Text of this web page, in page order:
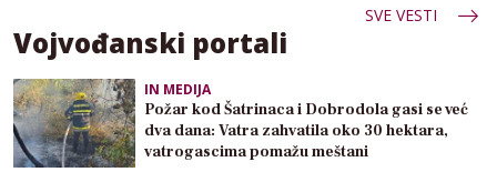
SVE VESTI
Vojvođanski portali
IN MEDIJA
Požar kod Šatrinaca i Dobrodola gasi se već
dva dana: Vatra zahvatila oko 30 hektara,
vatrogascima pomažu meštani